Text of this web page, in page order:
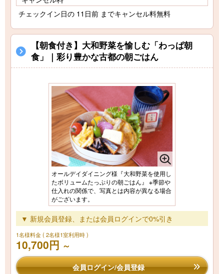
チェックイン日の 11日前 までキャンセル料無料
【朝食付き】大和野菜を愉しむ「わっぱ朝
食」｜彩り豊かな古都の朝ごはん
オールデイダイニング様『大和野菜を使用し
たボリュームたっぷりの朝ごはん』 ※季節や
仕入れの関係で、写真とは内容が異なる場合
がございます。
▼ 新規会員登録、または会員ログインで0%引き
1名様料金( 2名様1室利用時 )
10,700円 ～
会員ログイン/会員登録